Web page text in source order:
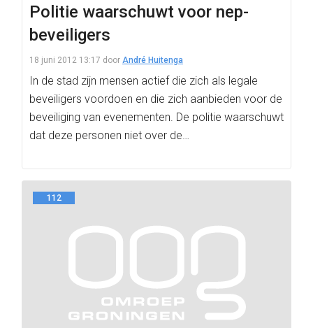
Politie waarschuwt voor nep-
beveiligers
18 juni 2012 13:17 door André Huitenga
In de stad zijn mensen actief die zich als legale
beveiligers voordoen en die zich aanbieden voor de
beveiliging van evenementen. De politie waarschuwt
dat deze personen niet over de…
112